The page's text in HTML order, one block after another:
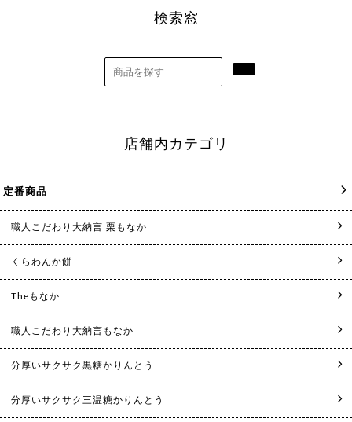
検索窓
店舗内カテゴリ
定番商品
職人こだわり大納言 栗もなか
くらわんか餅
Theもなか
職人こだわり大納言もなか
分厚いサクサク黒糖かりんとう
分厚いサクサク三温糖かりんとう